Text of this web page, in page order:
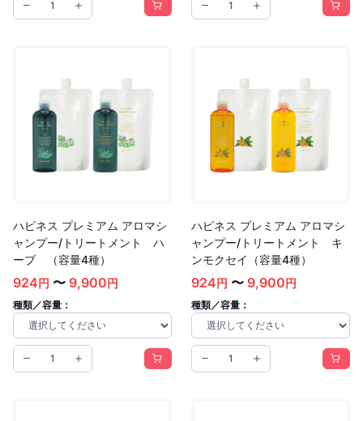
ハピネス プレミアム アロマシ
ャンプー/トリートメント ハ
ーブ （容量4種）
924円 〜 9,900円
種類／容量：
ハピネス プレミアム アロマシ
ャンプー/トリートメント キ
ンモクセイ（容量4種）
924円 〜 9,900円
種類／容量：